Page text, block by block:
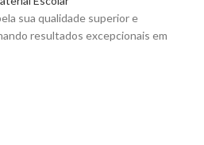
sua qualidade superior e
resultados excepcionais em